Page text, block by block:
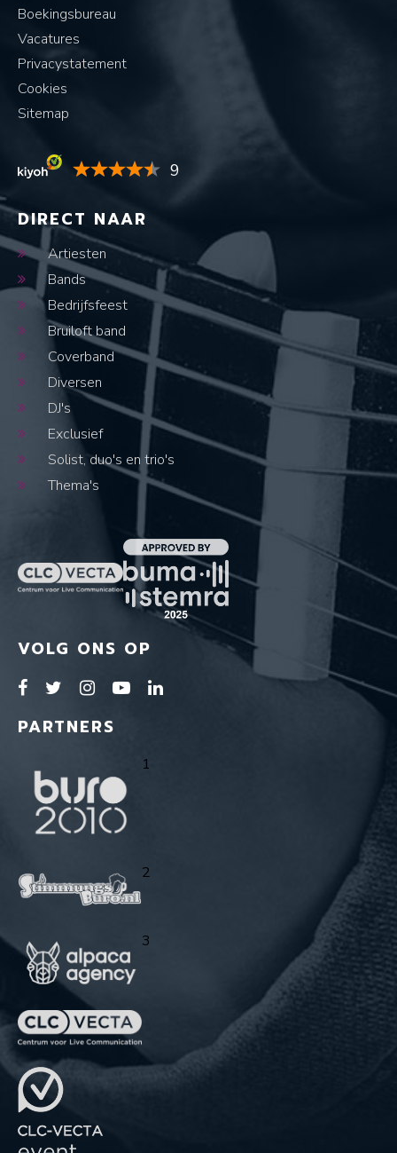
Boekingsbureau
Vacatures
Privacystatement
Cookies
Sitemap
9
DIRECT NAAR
Artiesten
Bands
Bedrijfsfeest
Bruiloft band
Coverband
Diversen
DJ's
Exclusief
Solist, duo's en trio's
Thema's
VOLG ONS OP
PARTNERS
1
2
3